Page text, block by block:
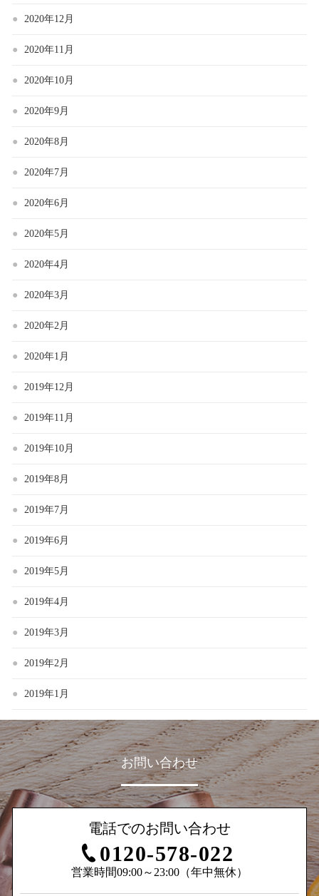
2020年12月
2020年11月
2020年10月
2020年9月
2020年8月
2020年7月
2020年6月
2020年5月
2020年4月
2020年3月
2020年2月
2020年1月
2019年12月
2019年11月
2019年10月
2019年8月
2019年7月
2019年6月
2019年5月
2019年4月
2019年3月
2019年2月
2019年1月
お問い合わせ
電話でのお問い合わせ
0120-578-022
営業時間09:00～23:00（年中無休）